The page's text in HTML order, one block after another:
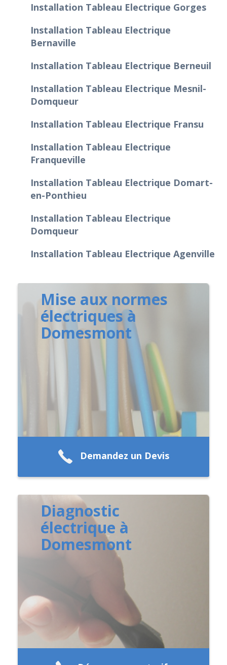
Installation Tableau Electrique Gorges
Installation Tableau Electrique
Bernaville
Installation Tableau Electrique Berneuil
Installation Tableau Electrique Mesnil-
Domqueur
Installation Tableau Electrique Fransu
Installation Tableau Electrique
Franqueville
Installation Tableau Electrique Domart-
en-Ponthieu
Installation Tableau Electrique
Domqueur
Installation Tableau Electrique Agenville
Mise aux normes
électriques à
Domesmont
Demandez un Devis
Diagnostic
électrique à
Domesmont